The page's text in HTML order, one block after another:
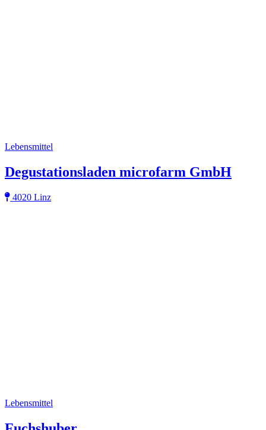
Lebensmittel
Degustationsladen microfarm GmbH
4020 Linz
Lebensmittel